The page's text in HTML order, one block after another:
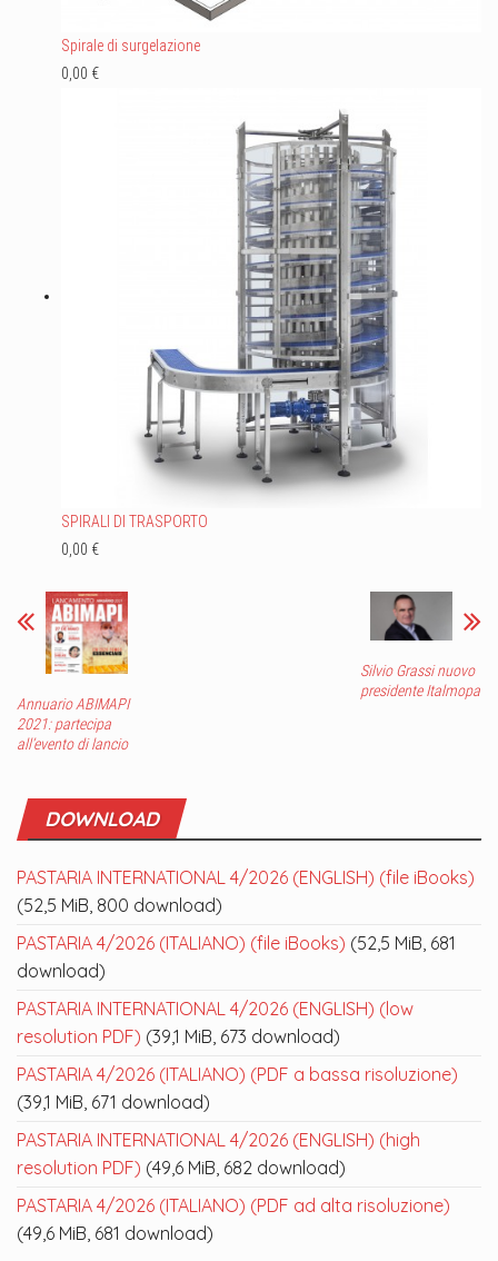
Spirale di surgelazione
0,00 €
SPIRALI DI TRASPORTO
0,00 €
Annuario ABIMAPI
2021: partecipa
all’evento di lancio
Silvio Grassi nuovo
presidente Italmopa
DOWNLOAD
PASTARIA INTERNATIONAL 4/2026 (ENGLISH) (file iBooks)
(52,5 MiB, 800 download)
PASTARIA 4/2026 (ITALIANO) (file iBooks) (52,5 MiB, 681
download)
PASTARIA INTERNATIONAL 4/2026 (ENGLISH) (low
resolution PDF) (39,1 MiB, 673 download)
PASTARIA 4/2026 (ITALIANO) (PDF a bassa risoluzione)
(39,1 MiB, 671 download)
PASTARIA INTERNATIONAL 4/2026 (ENGLISH) (high
resolution PDF) (49,6 MiB, 682 download)
PASTARIA 4/2026 (ITALIANO) (PDF ad alta risoluzione)
(49,6 MiB, 681 download)